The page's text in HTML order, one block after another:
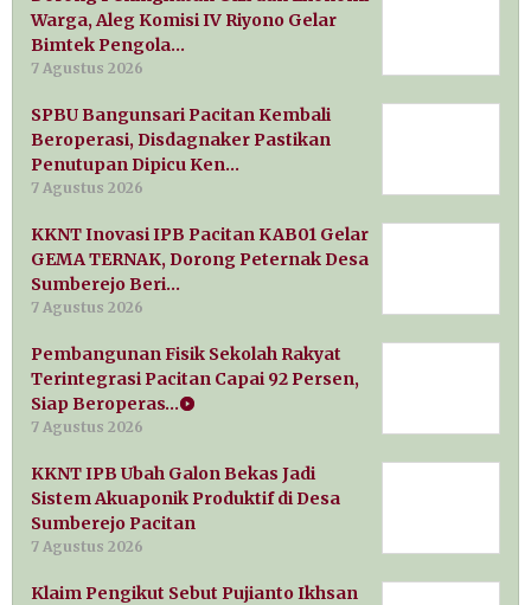
Warga, Aleg Komisi IV Riyono Gelar
Bimtek Pengola…
7 Agustus 2026
SPBU Bangunsari Pacitan Kembali
Beroperasi, Disdagnaker Pastikan
Penutupan Dipicu Ken…
7 Agustus 2026
KKNT Inovasi IPB Pacitan KAB01 Gelar
GEMA TERNAK, Dorong Peternak Desa
Sumberejo Beri…
7 Agustus 2026
Pembangunan Fisik Sekolah Rakyat
Terintegrasi Pacitan Capai 92 Persen,
Siap Beroperas…
7 Agustus 2026
KKNT IPB Ubah Galon Bekas Jadi
Sistem Akuaponik Produktif di Desa
Sumberejo Pacitan
7 Agustus 2026
Klaim Pengikut Sebut Pujianto Ikhsan